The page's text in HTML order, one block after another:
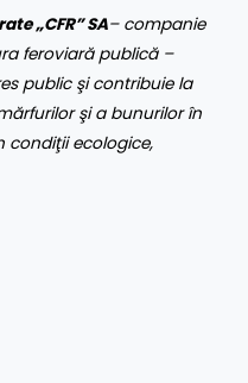
„CFR” SA– companie
feroviară publică –
public şi contribuie la
şi a bunurilor în
condiţii ecologice,